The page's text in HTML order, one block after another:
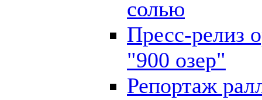
солью
Пресс-релиз
"900 озер"
Репортаж